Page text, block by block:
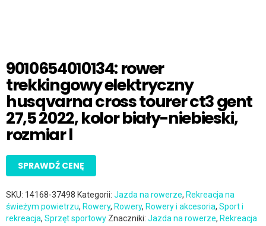
9010654010134: rower
trekkingowy elektryczny
husqvarna cross tourer ct3 gent
27,5 2022, kolor biały-niebieski,
rozmiar l
SPRAWDŹ CENĘ
SKU: 14168-37498 Kategorii: Jazda na rowerze, Rekreacja na
świeżym powietrzu, Rowery, Rowery, Rowery i akcesoria, Sport i
rekreacja, Sprzęt sportowy Znaczniki: Jazda na rowerze, Rekreacja